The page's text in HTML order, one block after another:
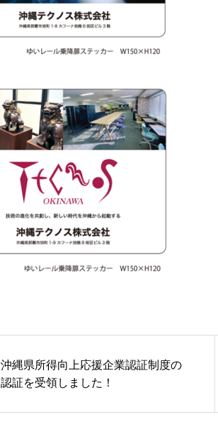
沖縄県所得向上応援企業認証制度の
認証を受領しました！